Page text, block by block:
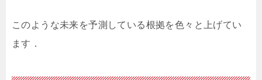
このような未来を予測している根拠を色々と上げてい
ます．